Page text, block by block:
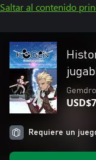
Saltar al contenido
Requiere un